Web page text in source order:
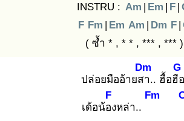
INSTRU : Am | Em | F |
F Fm | Em Am | Dm F |
( ซ้ำ * , * * , *** , *** )
ปล่อยมืออ้ายสา
Dm
.. ฮื้อฮือ
G
เด้อน้อง
F
หล่า..
Fm